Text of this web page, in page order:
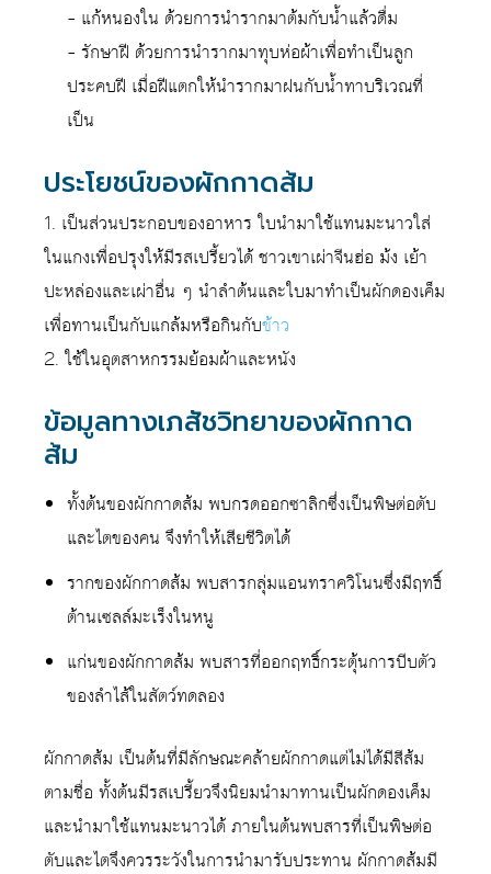
– แก้หนองใน ด้วยการนำรากมาต้มกับน้ำแล้วดื่ม
– รักษาฝี ด้วยการนำรากมาทุบห่อผ้าเพื่อทำเป็นลูก
ประคบฝี เมื่อฝีแตกให้นำรากมาฝนกับน้ำทาบริเวณที่
เป็น
ประโยชน์ของผักกาดส้ม
1. เป็นส่วนประกอบของอาหาร ใบนำมาใช้แทนมะนาวใส่
ในแกงเพื่อปรุงให้มีรสเปรี้ยวได้ ชาวเขาเผ่าจีนฮ่อ ม้ง เย้า
ปะหล่องและเผ่าอื่น ๆ นำลำต้นและใบมาทำเป็นผักดองเค็ม
เพื่อทานเป็นกับแกล้มหรือกินกับข้าว
2. ใช้ในอุตสาหกรรมย้อมผ้าและหนัง
ข้อมูลทางเภสัชวิทยาของผักกาด
ส้ม
ทั้งต้นของผักกาดส้ม พบกรดออกซาลิกซึ่งเป็นพิษต่อตับ
และไตของคน จึงทำให้เสียชีวิตได้
รากของผักกาดส้ม พบสารกลุ่มแอนทราควิโนนซึ่งมีฤทธิ์
ต้านเซลล์มะเร็งในหนู
แก่นของผักกาดส้ม พบสารที่ออกฤทธิ์กระตุ้นการบีบตัว
ของลำไส้ในสัตว์ทดลอง
ผักกาดส้ม เป็นต้นที่มีลักษณะคล้ายผักกาดแต่ไม่ได้มีสีส้ม
ตามชื่อ ทั้งต้นมีรสเปรี้ยวจึงนิยมนำมาทานเป็นผักดองเค็ม
และนำมาใช้แทนมะนาวได้ ภายในต้นพบสารที่เป็นพิษต่อ
ตับและไตจึงควรระวังในการนำมารับประทาน ผักกาดส้มมี